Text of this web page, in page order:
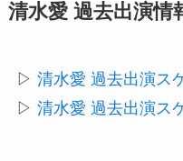
清水愛 過去出演情
▷ 清水愛 過去出演ス
▷ 清水愛 過去出演ス